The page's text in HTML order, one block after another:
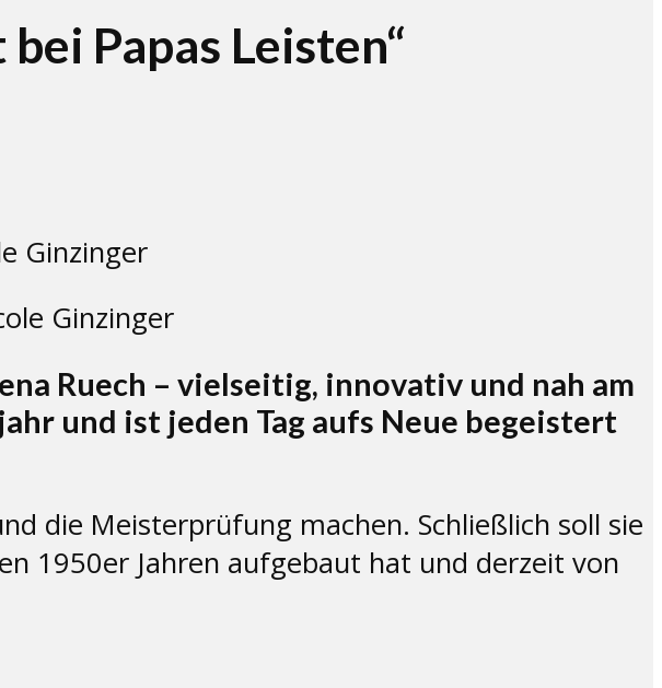
Papas Leisten“
Ginzinger
Ruech – vielseitig, innovativ und nah am
und ist jeden Tag aufs Neue begeistert
die Meisterprüfung machen. Schließlich soll sie
1950er Jahren aufgebaut hat und derzeit von